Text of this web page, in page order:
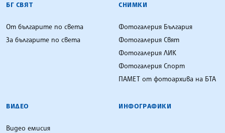
БГ СВЯТ
От българите по света
За българите по света
СНИМКИ
Фотогалерия България
Фотогалерия Свят
Фотогалерия ЛИК
Фотогалерия Спорт
ПАМЕТ от фотоархива на БТА
ВИДЕО
Видео емисия
ИНФОГРАФИКИ